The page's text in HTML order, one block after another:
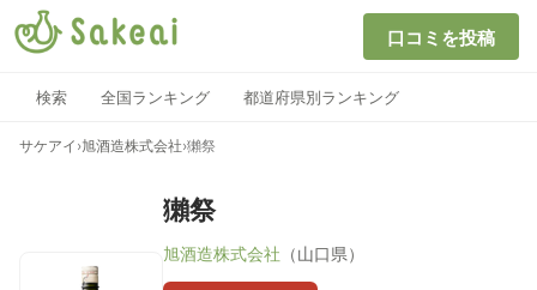
口コミを投稿
検索 全国ランキング 都道府県別ランキング
サケアイ ›旭酒造株式会社›獺祭
獺祭
旭酒造株式会社 （山口県）